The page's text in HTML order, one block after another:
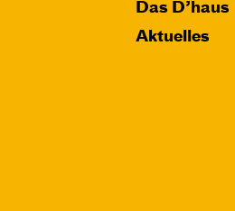
Das D’haus
Aktuelles